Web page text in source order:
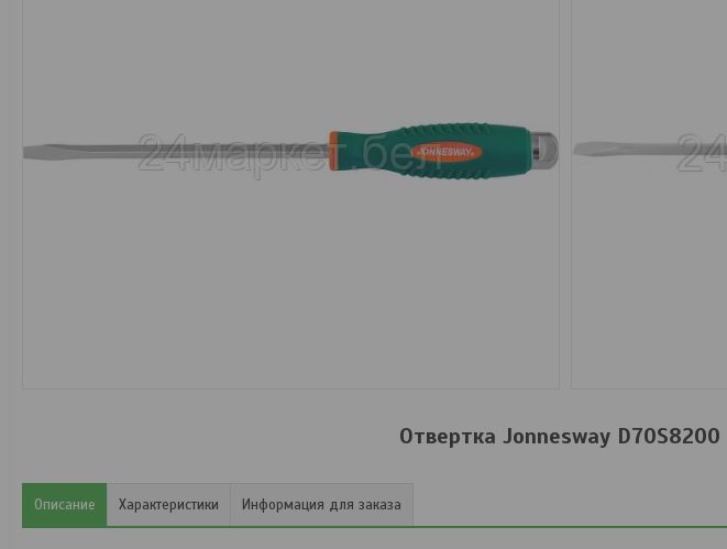
Отвертка Jonnesway D70S8200
Описание Характеристики Информация для заказа